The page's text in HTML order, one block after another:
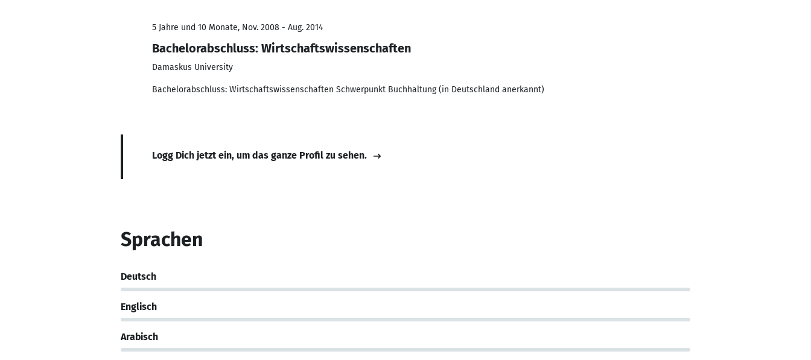
5 Jahre und 10 Monate, Nov. 2008 - Aug. 2014
Bachelorabschluss: Wirtschaftswissenschaften
Damaskus University
Bachelorabschluss: Wirtschaftswissenschaften Schwerpunkt Buchhaltung (in Deutschland anerkannt)
Logg Dich jetzt ein, um das ganze Profil zu sehen.
Sprachen
Deutsch
Englisch
Arabisch